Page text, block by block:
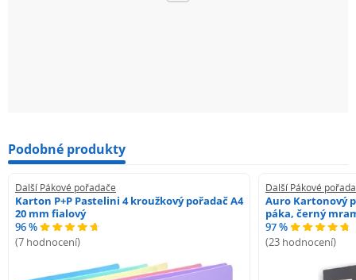
Podobné produkty
Další Pákové pořadače
Karton P+P Pastelini 4 kroužkový pořadač A4
20 mm fialový
96 %
(7 hodnocení)
Další Pákové
Auro Kartonový
páka, černý
97 %
(23 hodnocení)